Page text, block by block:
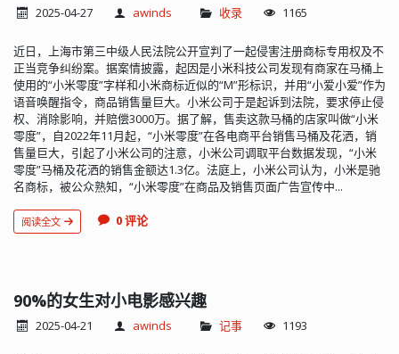
2025-04-27 awinds 收录 1165
近日，上海市第三中级人民法院公开宣判了一起侵害注册商标专用权及不
正当竞争纠纷案。据案情披露，起因是小米科技公司发现有商家在马桶上
使用的“小米零度”字样和小米商标近似的“M”形标识，并用“小爱小爱”作为
语音唤醒指令，商品销售量巨大。小米公司于是起诉到法院，要求停止侵
权、消除影响，并赔偿3000万。据了解，售卖这款马桶的店家叫做“小米
零度”，自2022年11月起，“小米零度”在各电商平台销售马桶及花洒，销
售量巨大，引起了小米公司的注意，小米公司调取平台数据发现，“小米
零度”马桶及花洒的销售金额达1.3亿。法庭上，小米公司认为，小米是驰
名商标，被公众熟知，“小米零度”在商品及销售页面广告宣传中...
阅读全文 0 评论
90%的女生对小电影感兴趣
2025-04-21 awinds 记事 1193